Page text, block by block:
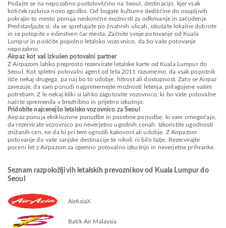
Podajte se na nepozabno pustolovščino na Seoul, destinacijo, kjer vsak
kotiček razkriva novo zgodbo. Od bogate kulturne dediščine do osupljivih
pokrajin to mesto ponuja neskončne možnosti za odkrivanje in začudenje.
Predstavljajte si, da se sprehajate po živahnih ulicah, okušate lokalne dobrote
in se potopite v edinstven čar mesta. Začnite svoje potovanje od Kuala
Lumpur in poiščite popolno letalsko vozovnico, da bo vaše potovanje
nepozabno.
Airpaz kot vaš izkušen potovalni partner
Z Airpazom lahko preprosto rezervirate letalske karte od Kuala Lumpur do
Seoul. Kot spletni potovalni agent od leta 2011 razumemo, da vsak popotnik
išče nekaj drugega, pa naj bo to udobje, hitrost ali dostopnost. Zato se Airpaz
zavezuje, da vam ponudi najprimernejše možnosti letenja, prilagojene vašim
potrebam. Z le nekaj kliki si lahko zagotovite vozovnico, ki bo vaše potovalne
načrte spremenila v brezhibno in prijetno izkušnjo.
Pridobite najcenejšo letalsko vozovnico za Seoul
Airpaz ponuja ekskluzivne ponudbe in posebne ponudbe, ki vam omogočajo,
da rezervirate vozovnico po neverjetno ugodnih cenah. Izkoristite ugodnosti
znižanih cen, ne da bi pri tem ogrozili kakovost ali udobje. Z Airpazom
potovanje do vaše sanjske destinacije še nikoli ni bilo lažje. Rezervirajte
poceni let z Airpazom za izjemno potovalno izkušnjo in neverjetne prihranke.
Seznam razpoložljivih letalskih prevoznikov od Kuala Lumpur do
Seoul
AirAsiaX
Batik Air Malaysia